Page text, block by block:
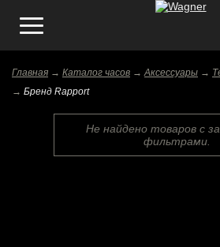
Главная → Каталог часов →Аксессуары →
→ Бренд Rapport
Не найдено товаров с
фильтрами.